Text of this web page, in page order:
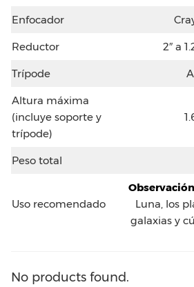
Enfocador
Reductor 2″ a
Trípode
Altura máxima
(incluye soporte y
trípode)
Peso total
Uso recomendado
Luna, los
galaxias y
No products found.